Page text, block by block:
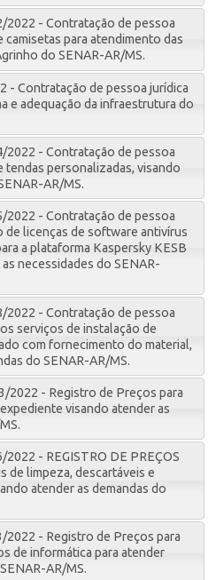
2022 - Contratação de pessoa
camisetas para atendimento das
do SENAR-AR/MS.
- Contratação de pessoa jurídica
e adequação da infraestrutura do
2022 - Contratação de pessoa
tendas personalizadas, visando
AR/MS.
- Contratação de pessoa
de licenças de software antivírus
a plataforma Kaspersky KESB
necessidades do SENAR-
2022 - Contratação de pessoa
serviços de instalação de
com fornecimento do material,
do SENAR-AR/MS.
2022 - Registro de Preços para
visando atender as
- REGISTRO DE PREÇOS
de limpeza, descartáveis e
atender as demandas do
2022 - Registro de Preços para
de informática para atender
AR/MS.